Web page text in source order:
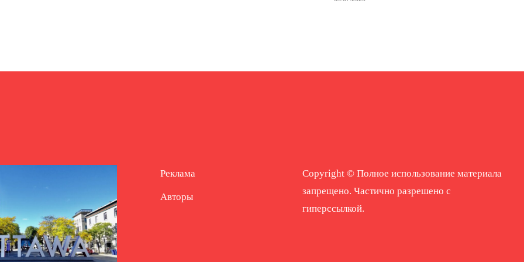
Реклама
Авторы
Copyright © Полное использование материала
запрещено. Частично разрешено с
гиперссылкой.